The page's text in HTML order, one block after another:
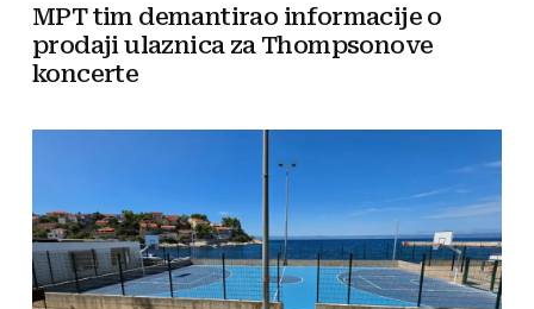
MPT tim demantirao informacije o
prodaji ulaznica za Thompsonove
koncerte